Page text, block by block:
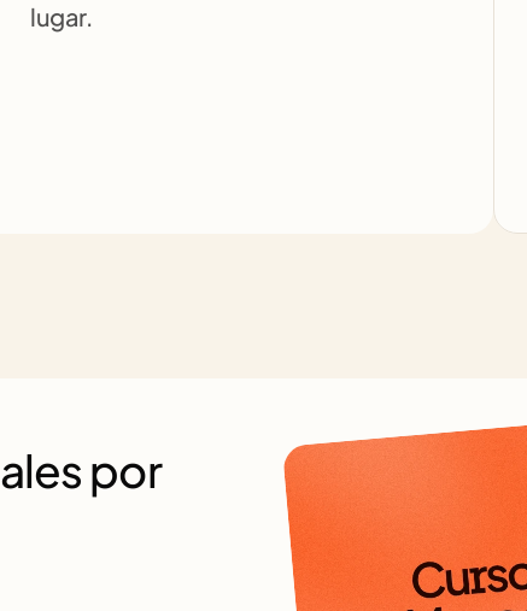
lugar.
por